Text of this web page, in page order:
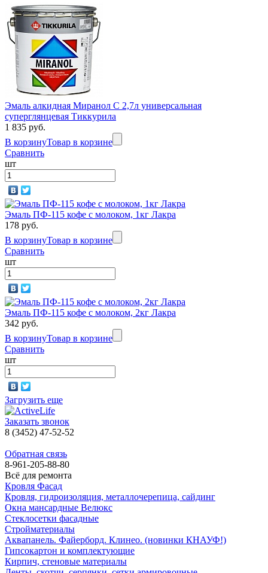
Эмаль алкидная Миранол С 2,7л универсальная
суперглянцевая Тиккурила
1 835 руб.
В корзинуТовар в корзине
Сравнить
шт
Эмаль ПФ-115 кофе с молоком, 1кг Лакра
178 руб.
В корзинуТовар в корзине
Сравнить
шт
Эмаль ПФ-115 кофе с молоком, 2кг Лакра
342 руб.
В корзинуТовар в корзине
Сравнить
шт
Загрузить еще
Заказать звонок
8 (3452) 47-52-52
Обратная связь
8-961-205-88-80
Всё для ремонта
Кровля Фасад
Кровля, гидроизоляция, металлочерепица, сайдинг
Окна мансардные Велюкс
Стеклосетки фасадные
Стройматериалы
Аквапанель. Файерборд. Клинео. (новинки КНАУФ!)
Гипсокартон и комплектующие
Кирпич, стеновые материалы